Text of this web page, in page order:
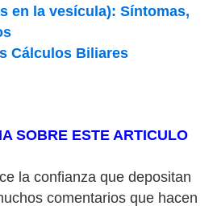
en la vesícula): Síntomas,
Cálculos Biliares
SOBRE ESTE ARTICULO
la confianza que depositan
comentarios que hacen